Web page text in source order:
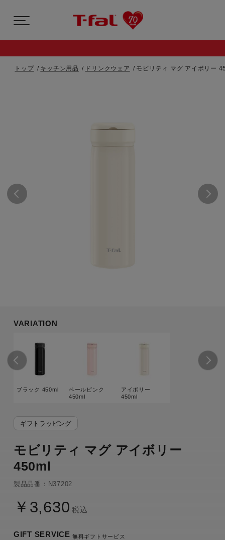
トップ キッチン用品 ドリンクウェア モビリティ マグ アイボリー
ギフトラッピング
モビリティ マグ アイボリー
450ml
製品品番：N37202
￥3,630 税込
VARIATION
ブラック 450ml
ペールピンク
450ml
アイボリー
450ml
GIFT SERVICE 無料ギフトサービス